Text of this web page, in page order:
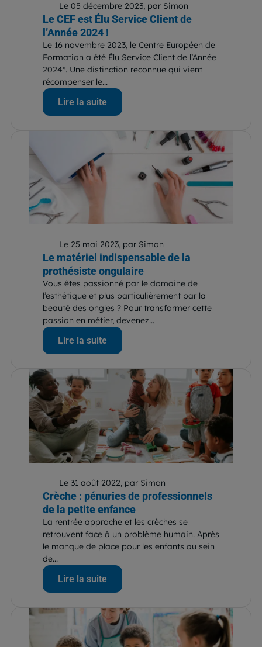
Le 05 décembre 2023, par Simon
Le CEF est Élu Service Client de
l’Année 2024 !
Le 16 novembre 2023, le Centre Européen de
Formation a été Élu Service Client de l’Année
2024*. Une distinction reconnue qui vient
récompenser le...
Lire la suite
Le 25 mai 2023, par Simon
Le matériel indispensable de la
prothésiste ongulaire
Vous êtes passionné par le domaine de
l’esthétique et plus particulièrement par la
beauté des ongles ? Pour transformer cette
passion en métier, devenez...
Lire la suite
Le 31 août 2022, par Simon
Crèche : pénuries de professionnels
de la petite enfance
La rentrée approche et les crèches se
retrouvent face à un problème humain. Après
le manque de place pour les enfants au sein
de...
Lire la suite